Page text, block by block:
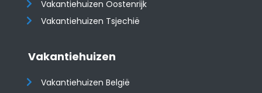
​​​​​​​Vakantiehuizen Oostenrijk
Vakantiehuizen Tsjechië
Vakantiehuizen
Vakantiehuizen België